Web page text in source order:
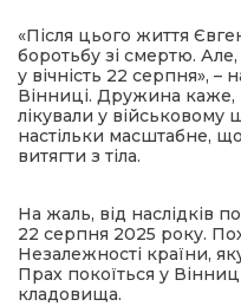
«Після цього життя
боротьбу зі смертю.
у вічність 22 серпня», –
Вінниці. Дружина каже,
лікували у військовому
настільки масштабне,
витягти з тіла.
На жаль, від наслідків
22 серпня 2025 року.
Незалежності країни,
Прах покоїться у
кладовища.